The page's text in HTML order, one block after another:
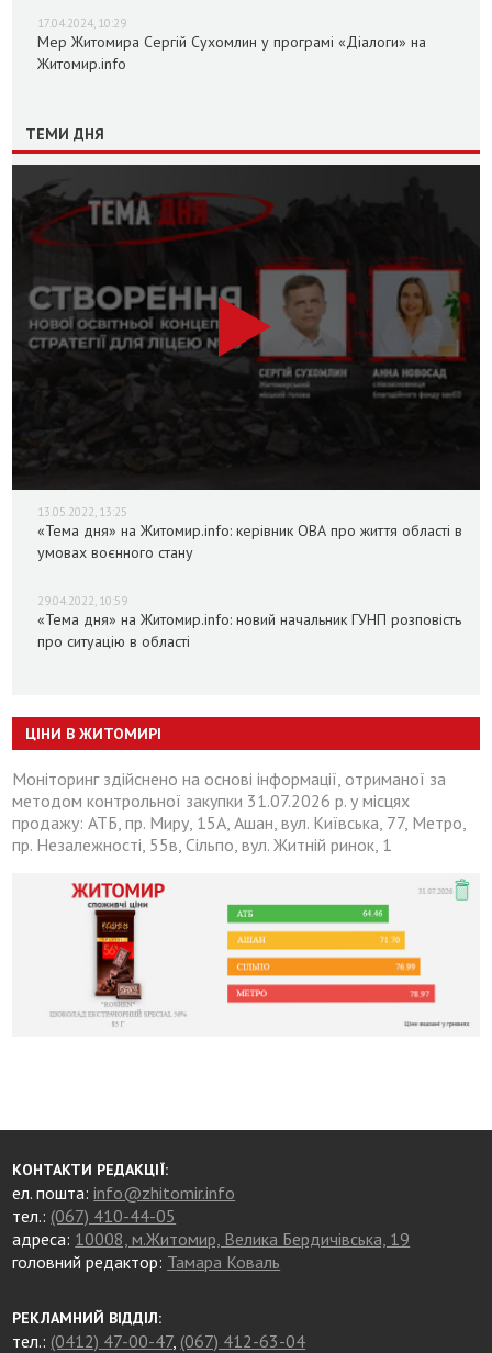
17.04.2024, 10:29
Мер Житомира Сергій Сухомлин у програмі «Діалоги» на
Житомир.info
ТЕМИ ДНЯ
13.05.2022, 13:25
«Тема дня» на Житомир.info: керівник ОВА про життя області в
умовах воєнного стану
29.04.2022, 10:59
«Тема дня» на Житомир.info: новий начальник ГУНП розповість
про ситуацію в області
ЦІНИ В ЖИТОМИРІ
Моніторинг здійснено на основі інформації, отриманої за
методом контрольної закупки 31.07.2026 р. у місцях
продажу: АТБ, пр. Миру, 15А, Ашан, вул. Київська, 77, Метро,
пр. Незалежності, 55в, Сільпо, вул. Житній ринок, 1
КОНТАКТИ РЕДАКЦІЇ:
ел. пошта:info@zhitomir.info
тел.: (067) 410-44-05
адреса: 10008, м.Житомир, Велика Бердичівська, 19
головний редактор: Тамара Коваль
РЕКЛАМНИЙ ВІДДІЛ:
тел.: (0412) 47-00-47, (067) 412-63-04